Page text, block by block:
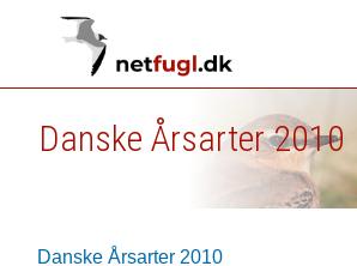
Danske Årsarter 2010
Danske Årsarter 2010